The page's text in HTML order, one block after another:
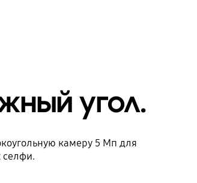
угол.
камеру 5 Мп для
селфи.